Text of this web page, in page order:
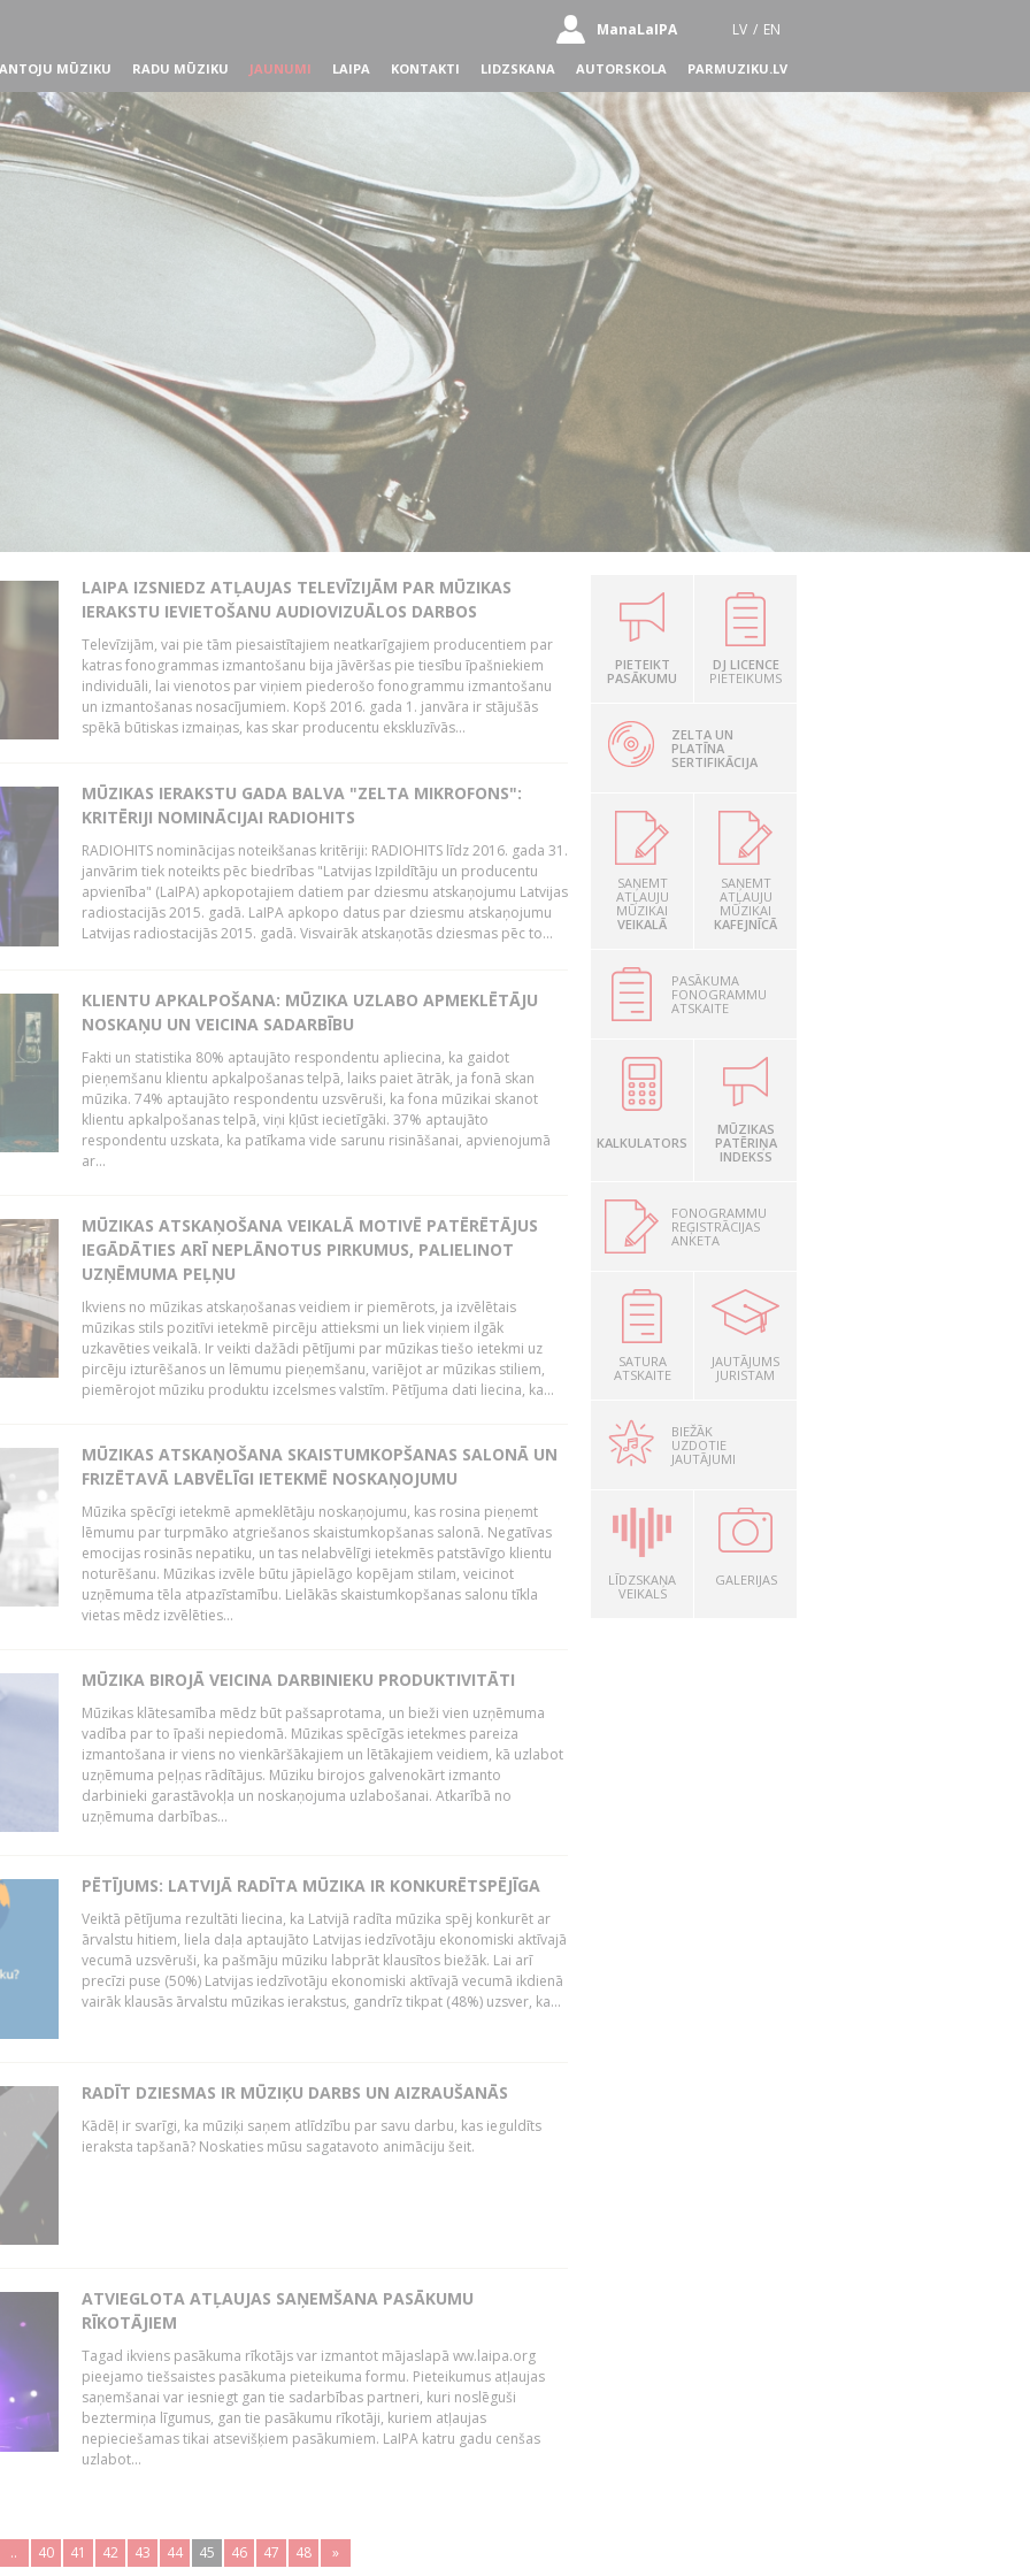
ManaLaIPA LV / EN
MŪZIKU RADU MŪZIKU JAUNUMI LAIPA KONTAKTI LIDZSKANA AUTORSKOLA PARMUZIKU.LV
LAIPA IZSNIEDZ ATĻAUJAS TELEVĪZIJĀM PAR MŪZIKAS
IERAKSTU IEVIETOŠANU AUDIOVIZUĀLOS DARBOS
Televīzijām, vai pie tām piesaistītajiem neatkarīgajiem producentiem par
katras fonogrammas izmantošanu bija jāvēršas pie tiesību īpašniekiem
individuāli, lai vienotos par viņiem piederošo fonogrammu izmantošanu
un izmantošanas nosacījumiem. Kopš 2016. gada 1. janvāra ir stājušās
spēkā būtiskas izmaiņas, kas skar producentu ekskluzīvās...
MŪZIKAS IERAKSTU GADA BALVA "ZELTA MIKROFONS":
KRITĒRIJI NOMINĀCIJAI RADIOHITS
RADIOHITS nominācijas noteikšanas kritēriji: RADIOHITS līdz 2016. gada 31.
janvārim tiek noteikts pēc biedrības "Latvijas Izpildītāju un producentu
apvienība" (LaIPA) apkopotajiem datiem par dziesmu atskaņojumu Latvijas
radiostacijās 2015. gadā. LaIPA apkopo datus par dziesmu atskaņojumu
Latvijas radiostacijās 2015. gadā. Visvairāk atskaņotās dziesmas pēc to...
KLIENTU APKALPOŠANA: MŪZIKA UZLABO APMEKLĒTĀJU
NOSKAŅU UN VEICINA SADARBĪBU
Fakti un statistika 80% aptaujāto respondentu apliecina, ka gaidot
pieņemšanu klientu apkalpošanas telpā, laiks paiet ātrāk, ja fonā skan
mūzika. 74% aptaujāto respondentu uzsvēruši, ka fona mūzikai skanot
klientu apkalpošanas telpā, viņi kļūst iecietīgāki. 37% aptaujāto
respondentu uzskata, ka patīkama vide sarunu risināšanai, apvienojumā
ar...
MŪZIKAS ATSKAŅOŠANA VEIKALĀ MOTIVĒ PATĒRĒTĀJUS
IEGĀDĀTIES ARĪ NEPLĀNOTUS PIRKUMUS, PALIELINOT
UZŅĒMUMA PEĻŅU
Ikviens no mūzikas atskaņošanas veidiem ir piemērots, ja izvēlētais
mūzikas stils pozitīvi ietekmē pircēju attieksmi un liek viņiem ilgāk
uzkavēties veikalā. Ir veikti dažādi pētījumi par mūzikas tiešo ietekmi uz
pircēju izturēšanos un lēmumu pieņemšanu, variējot ar mūzikas stiliem,
piemērojot mūziku produktu izcelsmes valstīm. Pētījuma dati liecina, ka...
MŪZIKAS ATSKAŅOŠANA SKAISTUMKOPŠANAS SALONĀ UN
FRIZĒTAVĀ LABVĒLĪGI IETEKMĒ NOSKAŅOJUMU
Mūzika spēcīgi ietekmē apmeklētāju noskaņojumu, kas rosina pieņemt
lēmumu par turpmāko atgriešanos skaistumkopšanas salonā. Negatīvas
emocijas rosinās nepatiku, un tas nelabvēlīgi ietekmēs patstāvīgo klientu
noturēšanu. Mūzikas izvēle būtu jāpielāgo kopējam stilam, veicinot
uzņēmuma tēla atpazīstamību. Lielākās skaistumkopšanas salonu tīkla
vietas mēdz izvēlēties...
MŪZIKA BIROJĀ VEICINA DARBINIEKU PRODUKTIVITĀTI
Mūzikas klātesamība mēdz būt pašsaprotama, un bieži vien uzņēmuma
vadība par to īpaši nepiedomā. Mūzikas spēcīgās ietekmes pareiza
izmantošana ir viens no vienkāršākajiem un lētākajiem veidiem, kā uzlabot
uzņēmuma peļņas rādītājus. Mūziku birojos galvenokārt izmanto
darbinieki garastāvokļa un noskaņojuma uzlabošanai. Atkarībā no
uzņēmuma darbības...
PĒTĪJUMS: LATVIJĀ RADĪTA MŪZIKA IR KONKURĒTSPĒJĪGA
Veiktā pētījuma rezultāti liecina, ka Latvijā radīta mūzika spēj konkurēt ar
ārvalstu hitiem, liela daļa aptaujāto Latvijas iedzīvotāju ekonomiski aktīvajā
vecumā uzsvēruši, ka pašmāju mūziku labprāt klausītos biežāk. Lai arī
precīzi puse (50%) Latvijas iedzīvotāju ekonomiski aktīvajā vecumā ikdienā
vairāk klausās ārvalstu mūzikas ierakstus, gandrīz tikpat (48%) uzsver, ka...
RADĪT DZIESMAS IR MŪZIĶU DARBS UN AIZRAUŠANĀS
Kādēļ ir svarīgi, ka mūziķi saņem atlīdzību par savu darbu, kas ieguldīts
ieraksta tapšanā? Noskaties mūsu sagatavoto animāciju šeit.
ATVIEGLOTA ATĻAUJAS SAŅEMŠANA PASĀKUMU
RĪKOTĀJIEM
Tagad ikviens pasākuma rīkotājs var izmantot mājaslapā ww.laipa.org
pieejamo tiešsaistes pasākuma pieteikuma formu. Pieteikumus atļaujas
saņemšanai var iesniegt gan tie sadarbības partneri, kuri noslēguši
beztermiņa līgumus, gan tie pasākumu rīkotāji, kuriem atļaujas
nepieciešamas tikai atsevišķiem pasākumiem. LaIPA katru gadu cenšas
uzlabot...
.. 40 41 42 43 44 45 46 47 48 »
PIETEIKT
PASĀKUMU
DJ LICENCE
PIETEIKUMS
ZELTA UN
PLATĪNA
SERTIFIKĀCIJA
SAŅEMT
ATĻAUJU
MŪZIKAI
VEIKALĀ
SAŅEMT
ATĻAUJU
MŪZIKAI
KAFEJNĪCĀ
PASĀKUMA
FONOGRAMMU
ATSKAITE
KALKULATORS
MŪZIKAS
PATĒRIŅA
INDEKSS
FONOGRAMMU
REĢISTRĀCIJAS
ANKETA
SATURA
ATSKAITE
JAUTĀJUMS
JURISTAM
BIEŽĀK
UZDOTIE
JAUTĀJUMI
LĪDZSKAŅA
VEIKALS
GALERIJAS